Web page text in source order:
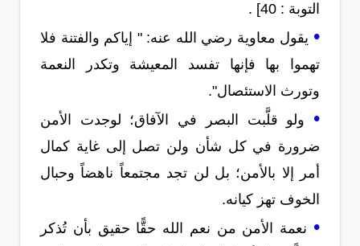
التوبة : 40] .
• يقول معاوية رضي الله عنه: " إياكم والفتنة فلا
تهموا بها فإنها تفسد المعيشة وتكدر النعمة
وتورث الاستئصال".
• ولو قلَّبت البصر في الآفاق؛ لوجدت الأمن
ضرورة في كل شأن ولن تصل إلى غاية كمال
أمر إلا بالأمن؛ بل لن تجد مجتمعاً ناهضاً وحبال
الخوف تهز كيانه.
• نعمة الأمن من نعم الله حقًّا حقيق بأن تُذكر